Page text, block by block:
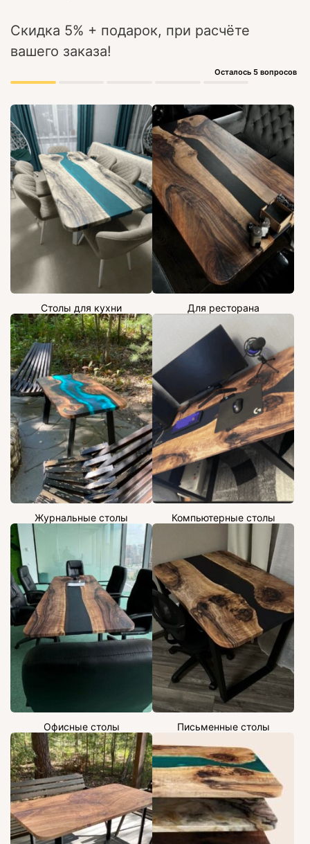
Скидка 5% + подарок, при расчёте
вашего заказа!
Осталось 5 вопросов
Столы для кухни Для ресторана
Журнальные столы Компьютерные столы
Офисные столы Письменные столы